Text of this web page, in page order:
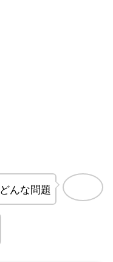
んな問題